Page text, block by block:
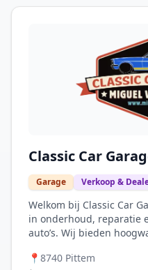
Classic Car
Garage Verkoop &
Welkom bij Classic Car
in onderhoud, reparatie
auto’s. Wij bieden
bijzondere expertise in
📍 8740 Pittem